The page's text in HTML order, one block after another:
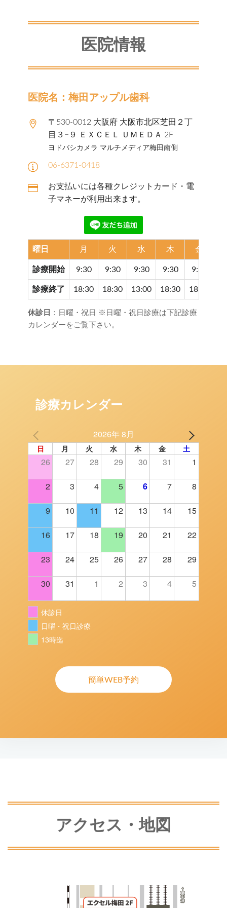
医院情報
医院名：梅田アップル歯科
〒530-0012 大阪府 大阪市北区芝田２丁
目３−９ ＥＸＣＥＬ ＵＭＥＤＡ 2F
ヨドバシカメラ マルチメディア梅田南側
06-6371-0418
お支払いには各種クレジットカード・電
子マネーが利用出来ます。
曜日 月 火 水 木 金
診療開始 9:30 9:30 9:30 9:30 9:30
診療終了 18:30 18:30 13:00 18:30 18:30
休診日 ：日曜・祝日 ※日曜・祝日診療は下記診療
カレンダーをご覧下さい。
診療カレンダー
2026年 8月
日 月 火 水 木 金 土
26 27 28 29 30 31 1
2 3 4 5 6 7 8
9 10 11 12 13 14 15
16 17 18 19 20 21 22
23 24 25 26 27 28 29
30 31 1 2 3 4 5
休診日
日曜・祝日診療
13時迄
簡単WEB予約
アクセス・地図